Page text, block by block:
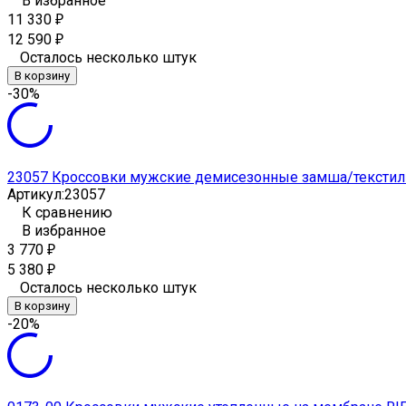
11 330 ₽
12 590 ₽
Осталось несколько штук
В корзину
-30%
23057 Кроссовки мужские демисезонные замша/
Артикул:23057
К сравнению
В избранное
3 770 ₽
5 380 ₽
Осталось несколько штук
В корзину
-20%